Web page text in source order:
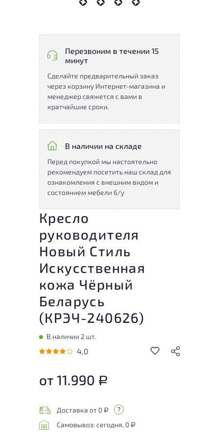
Перезвоним в течении 15
минут
Сделайте предварительный заказ
через корзину Интернет-магазина и
менеджер свяжется с вами в
кратчайшие сроки.
В наличии на складе
Перед покупкой мы настоятельно
рекомендуем посетить наш склад для
ознакомления с внешним видом и
состоянием мебели б/у
Кресло
руководителя
Новый Стиль
Искусственная
кожа Чёрный
Беларусь
(КРЭЧ-240626)
В наличии 2 шт.
4,0
от 11.990 Р
Доставка от 0 Р
Самовывоз: сегодня, 0 Р